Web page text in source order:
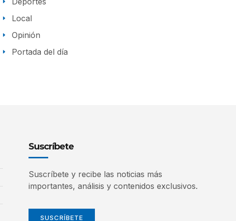
Local
Opinión
Portada del día
Suscríbete
Suscríbete y recibe las noticias más
importantes, análisis y contenidos exclusivos.
SUSCRÍBETE